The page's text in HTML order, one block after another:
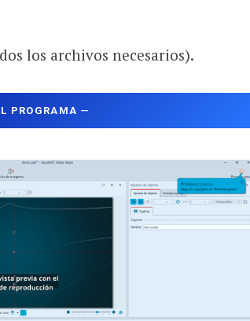
los archivos necesarios).
PROGRAMA —